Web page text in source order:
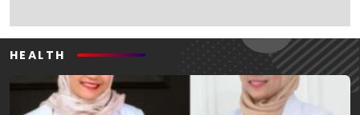
HEALTH